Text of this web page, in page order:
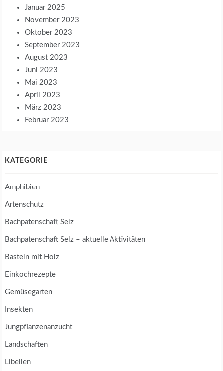
Januar 2025
November 2023
Oktober 2023
September 2023
August 2023
Juni 2023
Mai 2023
April 2023
März 2023
Februar 2023
KATEGORIE
Amphibien
Artenschutz
Bachpatenschaft Selz
Bachpatenschaft Selz – aktuelle Aktivitäten
Basteln mit Holz
Einkochrezepte
Gemüsegarten
Insekten
Jungpflanzenanzucht
Landschaften
Libellen